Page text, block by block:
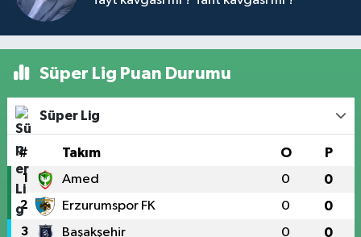
Süper Lig Puan Durumu
Süper Lig
# Takım O P
1 Amed 0 0
2 Erzurumspor FK 0 0
3 Başakşehir 0 0